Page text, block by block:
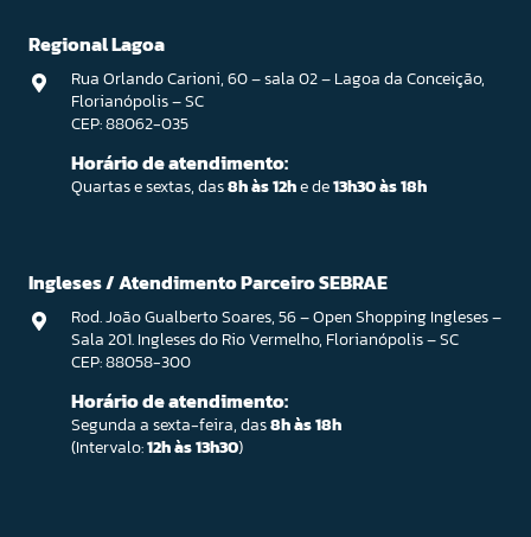
Regional Lagoa
Rua Orlando Carioni, 60 – sala 02 – Lagoa da Conceição,
Florianópolis – SC
CEP: 88062-035
Horário de atendimento:
Quartas e sextas, das8h às 12he de13h30 às 18h
Ingleses / Atendimento Parceiro SEBRAE
Rod. João Gualberto Soares, 56 – Open Shopping Ingleses –
Sala 201. Ingleses do Rio Vermelho, Florianópolis – SC
CEP: 88058-300
Horário de atendimento:
Segunda a sexta-feira, das8h às 18h
(Intervalo:12h às 13h30)